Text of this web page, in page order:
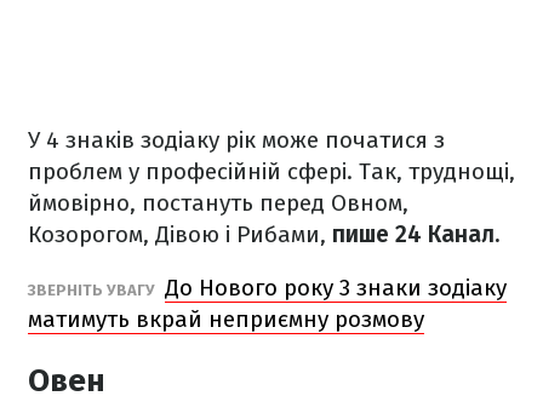
У 4 знаків зодіаку рік може початися з
проблем у професійній сфері. Так, труднощі,
ймовірно, постануть перед Овном,
Козорогом, Дівою і Рибами, пише 24 Канал.
ЗВЕРНІТЬ УВАГУ До Нового року 3 знаки зодіаку
матимуть вкрай неприємну розмову
Овен